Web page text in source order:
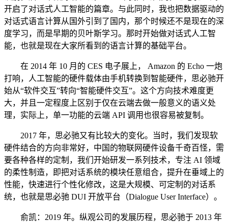
开启了对话式人工智能的篇章。与此同时，我也把数据驱动的
对话式语言计算从国外引到了国内，那个时候还不是现在的深
度学习，而是早期的贝叶斯学习。那时开始做对话式人工智
能，也就是现在大家所看到的语言计算的基础平台。
在 2014 年 10 月的 CES 电子展上， Amazon 的 Echo 一炮
打响，人工智能的硬件载体由手机转换到智能硬件，思必驰开
始从“软件交互”转向“智能硬件交互”。这个方向技术难度更
大，并且一定程度上区别于仅在云端去做一般意义的语义处
理，实际上，单一功能的云端 API 调用也很容易被复制。
2017 年，思必驰又有比较大的变化。当时，我们发现软
硬件结合的方向非常好，中国的物联网硬件设备千奇百怪，需
要各种各样的定制，我们开始研发一系列技术，专注 AI 领域
的柔性制造，即把对话系统的模块任意组合，提升在垂域上的
性能，快速进行个性化修改，这是大规模、可定制的对话系
统，也就是思必驰 DUI 开放平台（Dialogue User Interface）。
俞凯：2019 年。纵观公司的发展历程，思必驰于 2013 年